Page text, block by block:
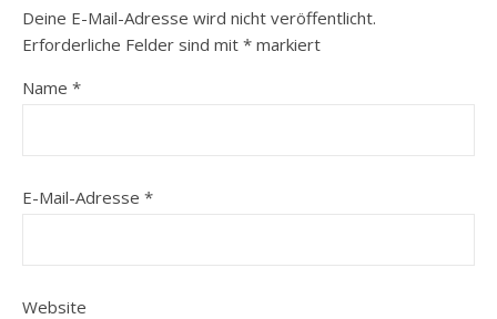
Deine E-Mail-Adresse wird nicht veröffentlicht.
Erforderliche Felder sind mit * markiert
Name *
E-Mail-Adresse *
Website